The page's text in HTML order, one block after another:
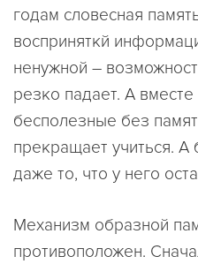
годам словесная
восприняткй
ненужной –
резко падает. А
бесполезные без
прекращает учиться. А
даже то, что у него
Механизм образной
противоположен.